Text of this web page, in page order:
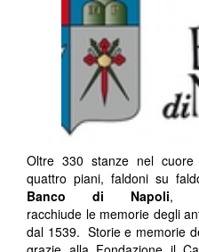
Oltre 330 stanze nel
quattro piani, faldoni su
Banco di Napoli,
racchiude le memorie degli
dal 1539. Storie e memorie